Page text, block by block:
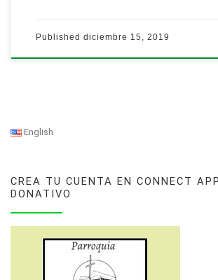
Published diciembre 15, 2019
English
CREA TU CUENTA EN CONNECT
DONATIVO